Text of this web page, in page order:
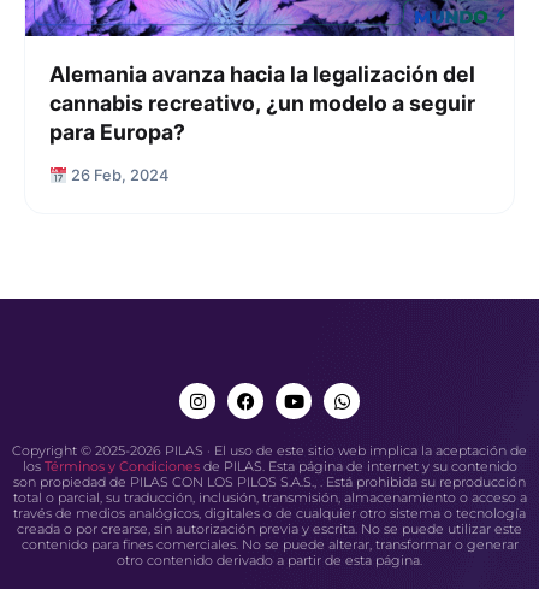
Alemania avanza hacia la legalización del
cannabis recreativo, ¿un modelo a seguir
para Europa?
26 Feb, 2024
Copyright © 2025-2026 PILAS · El uso de este sitio web implica la aceptación de
los Términos y Condicionesde PILAS. Esta página de internet y su contenido
son propiedad de PILAS CON LOS PILOS S.A.S., . Está prohibida su reproducción
total o parcial, su traducción, inclusión, transmisión, almacenamiento o acceso a
través de medios analógicos, digitales o de cualquier otro sistema o tecnología
creada o por crearse, sin autorización previa y escrita. No se puede utilizar este
contenido para fines comerciales. No se puede alterar, transformar o generar
otro contenido derivado a partir de esta página.